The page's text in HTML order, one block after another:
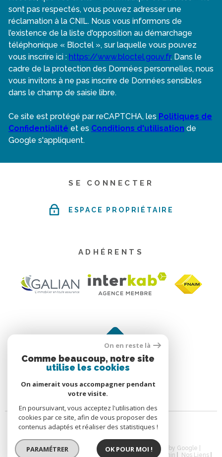
sont pas respectés, vous pouvez adresser une
réclamation à la CNIL. Nous vous informons de
l’existence de la liste d'opposition au démarchage
téléphonique « Bloctel », sur laquelle vous pouvez
vous inscrire ici : https://www.bloctel.gouv.fr. Dans le
cadre de la protection des Données personnelles, nous
vous invitons à ne pas inscrire de Données sensibles
dans le champ de saisie libre.
Ce site est protégé par reCAPTCHA, les Politiques de
Confidentialité et es Conditions d'utilisation de
Google s'appliquent.
SE CONNECTER
ESPACE PROPRIÉTAIRE
ADHÉRENTS
© 2026 | Tous droits réservés | Traduction powered by Google |
Nos Honoraires
Plan Du Site Mentions Légales Admin Nos Liens
On en reste là
Comme beaucoup, notre site
utilise les cookies
On aimerait vous accompagner pendant
votre visite.
En poursuivant, vous acceptez l'utilisation des
cookies par ce site, afin de vous proposer des
contenus adaptés et réaliser des statistiques !
PARAMÉTRER OK POUR MOI !